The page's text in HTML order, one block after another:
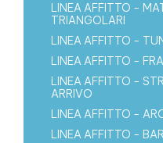
LINEA AFFITTO -
TRIANGOLARI
LINEA AFFITTO -
LINEA AFFITTO -
LINEA AFFITTO -
ARRIVO
LINEA AFFITTO -
LINEA AFFITTO -